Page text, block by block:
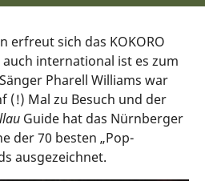
erfreut sich das KOKORO
international ist es zum
Pharell Williams war
(!) Mal zu Besuch und der
Guide hat das Nürnberger
der 70 besten „Pop-
ausgezeichnet.